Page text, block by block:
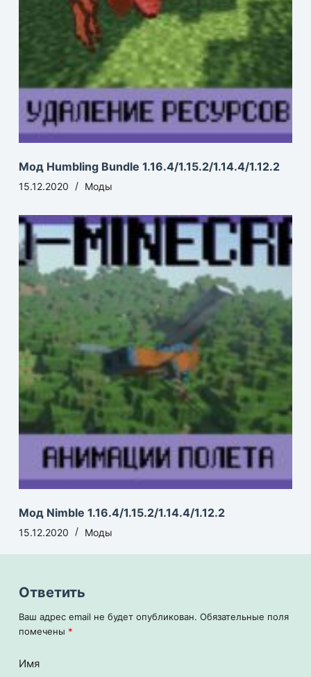
Мод Humbling Bundle 1.16.4/1.15.2/1.14.4/1.12.2
15.12.2020 Моды
Мод Nimble 1.16.4/1.15.2/1.14.4/1.12.2
15.12.2020 Моды
Ответить
Ваш адрес email не будет опубликован. Обязательные поля
помечены *
Имя